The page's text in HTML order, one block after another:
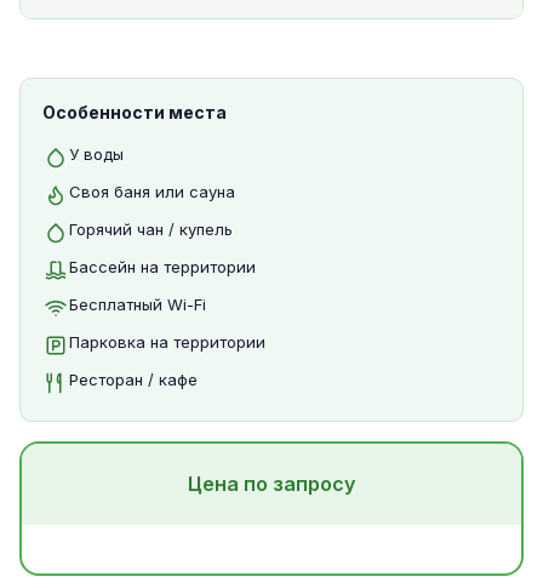
Особенности места
У воды
Своя баня или сауна
Горячий чан / купель
Бассейн на территории
Бесплатный Wi-Fi
Парковка на территории
Ресторан / кафе
Цена по запросу